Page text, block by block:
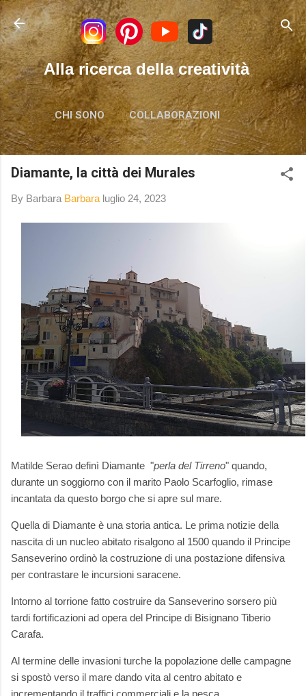
Passa ai contenuti principali
Alla ricerca della creatività
CHI SONO COLLABORAZIONI
Diamante, la città dei Murales
By Barbara Barbara luglio 24, 2023
Matilde Serao definì Diamante "perla del Tirreno" quando,
durante un soggiorno con il marito Paolo Scarfoglio, rimase
incantata da questo borgo che si apre sul mare.
Quella di Diamante è una storia antica. Le prima notizie della
nascita di un nucleo abitato risalgono al 1500 quando il Principe
Sanseverino ordinò la costruzione di una postazione difensiva
per contrastare le incursioni saracene.
Intorno al torrione fatto costruire da Sanseverino sorsero più
tardi fortificazioni ad opera del Principe di Bisignano Tiberio
Carafa.
Al termine delle invasioni turche la popolazione delle campagne
si spostò verso il mare dando vita al centro abitato e
incrementando il traffici commerciali e la pesca.